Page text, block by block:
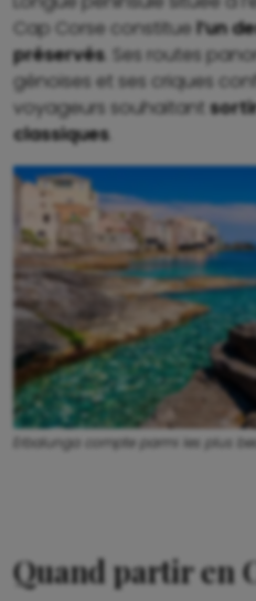
Cap Corse constitue l’un
préservés. Ses routes
génoises et ses criques
voyageurs souhaitant
classiques.
Erbalunga compte parmi les plus
Quand partir en